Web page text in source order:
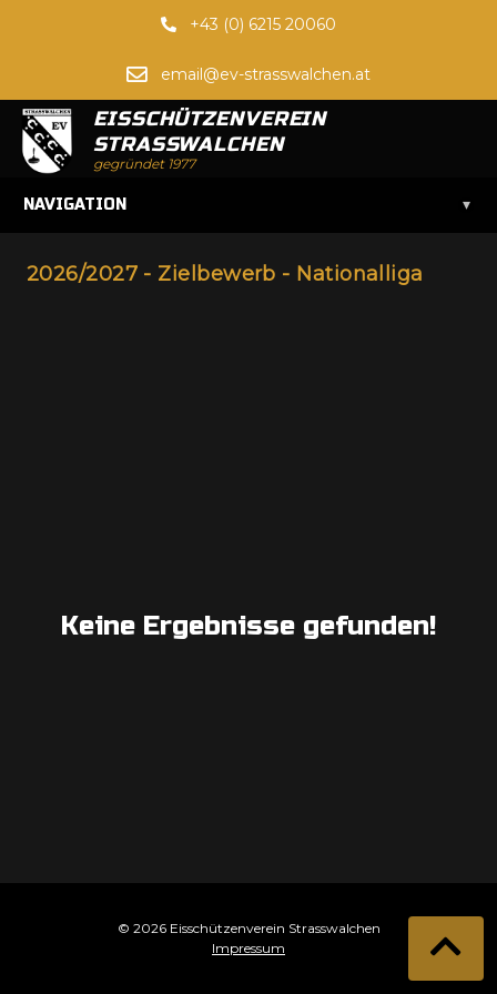
+43 (0) 6215 20060
email@ev-strasswalchen.at
EISSCHÜTZENVEREIN
STRASSWALCHEN
gegründet 1977
NAVIGATION ▾
2026/2027 - Zielbewerb - Nationalliga
Keine Ergebnisse gefunden!
© 2026 Eisschützenverein Strasswalchen
Impressum